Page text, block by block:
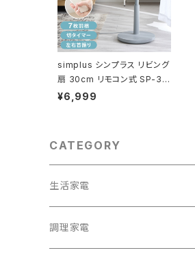
simplus シンプラス リビング
扇 30cm リモコン式 SP-30
RD-01 7枚羽 扇風機 シンプ
¥6,999
CATEGORY
生活家電
テレビ
調理家電